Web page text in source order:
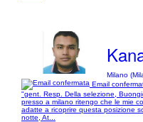
Milano
Email
"gent. Resp. Della selezione,
presso a milano ritengo che le mie
adatte a ricoprire questa posizione
notte, At...